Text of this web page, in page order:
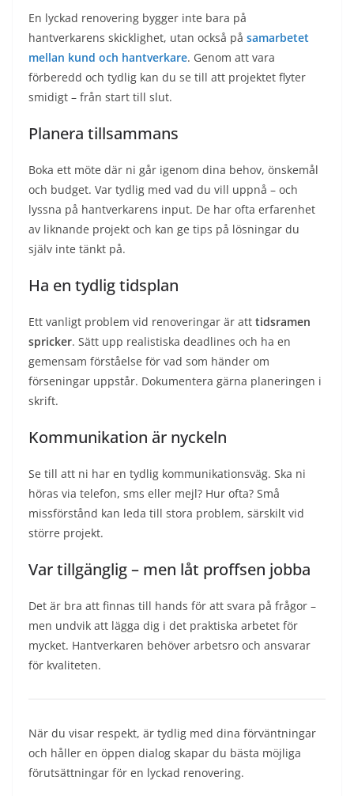
En lyckad renovering bygger inte bara på
hantverkarens skicklighet, utan också på samarbetet
mellan kund och hantverkare. Genom att vara
förberedd och tydlig kan du se till att projektet flyter
smidigt – från start till slut.
Planera tillsammans
Boka ett möte där ni går igenom dina behov, önskemål
och budget. Var tydlig med vad du vill uppnå – och
lyssna på hantverkarens input. De har ofta erfarenhet
av liknande projekt och kan ge tips på lösningar du
själv inte tänkt på.
Ha en tydlig tidsplan
Ett vanligt problem vid renoveringar är att tidsramen
spricker. Sätt upp realistiska deadlines och ha en
gemensam förståelse för vad som händer om
förseningar uppstår. Dokumentera gärna planeringen i
skrift.
Kommunikation är nyckeln
Se till att ni har en tydlig kommunikationsväg. Ska ni
höras via telefon, sms eller mejl? Hur ofta? Små
missförstånd kan leda till stora problem, särskilt vid
större projekt.
Var tillgänglig – men låt proffsen jobba
Det är bra att finnas till hands för att svara på frågor –
men undvik att lägga dig i det praktiska arbetet för
mycket. Hantverkaren behöver arbetsro och ansvarar
för kvaliteten.
När du visar respekt, är tydlig med dina förväntningar
och håller en öppen dialog skapar du bästa möjliga
förutsättningar för en lyckad renovering.